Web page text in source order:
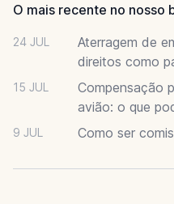
O mais recente no nosso
24 JUL
Aterragem de
direitos como
15 JUL
Compensação
avião: o que
9 JUL Como ser